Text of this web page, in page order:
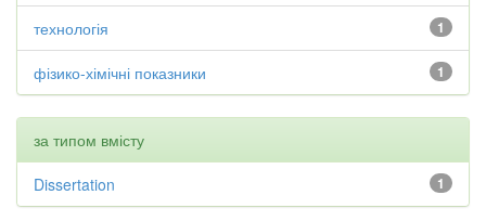
1
технологія
1
фізико-хімічні показники
за типом вмісту
1
Dissertation